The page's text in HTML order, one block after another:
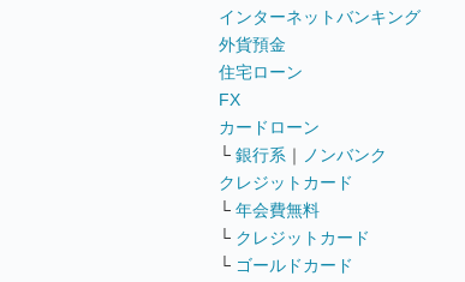
インターネットバンキング
外貨預金
住宅ローン
FX
カードローン
└ 銀行系 ｜
ノンバンク
クレジットカード
└ 年会費無料
└ クレジットカード
└ ゴールドカード